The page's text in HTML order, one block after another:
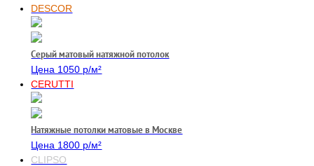
DESCOR
Серый матовый натяжной потолок
Цена 1050 р/м²
CERUTTI
Натяжные потолки матовые в Москве
Цена 1800 р/м²
CLIPSO